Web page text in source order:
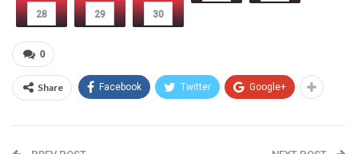
28 29 30
0
Share Facebook Twitter Google+